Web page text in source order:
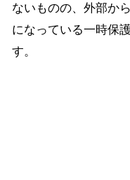
ないものの、外部か
になっている一時保
す。